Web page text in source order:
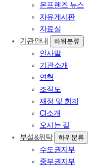
온프렌즈 뉴스
자유게시판
자료실
기관안내
하위분류
인사말
기관소개
연혁
조직도
재정 및 회계
CI소개
오시는 길
부설&위탁
하위분류
수도권지부
중부권지부